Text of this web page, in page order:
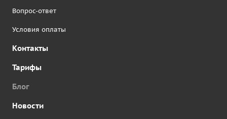
Вопрос-ответ
Условия оплаты
Контакты
Тарифы
Блог
Новости